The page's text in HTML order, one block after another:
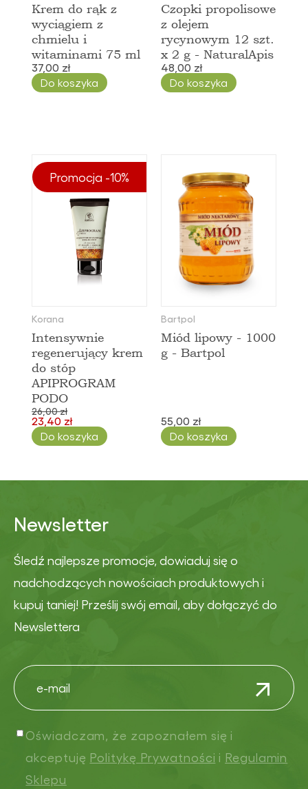
Krem do rąk z
wyciągiem z
chmielu i
witaminami 75 ml
37,00 zł
Do koszyka
Czopki propolisowe
z olejem
rycynowym 12 szt.
x 2 g - NaturalApis
48,00 zł
Do koszyka
Promocja -10%
Korana
Intensywnie
regenerujący krem
do stóp
APIPROGRAM
PODO
26,00 zł
23,40 zł
Do koszyka
Bartpol
Miód lipowy - 1000
g - Bartpol
55,00 zł
Do koszyka
Newsletter
Śledź najlepsze promocje, dowiaduj się o
nadchodzących nowościach produktowych i
kupuj taniej! Prześlij swój email, aby dołączyć do
Newslettera
Oświadczam, że zapoznałem się i
akceptuję Politykę Prywatności i Regulamin
Sklepu